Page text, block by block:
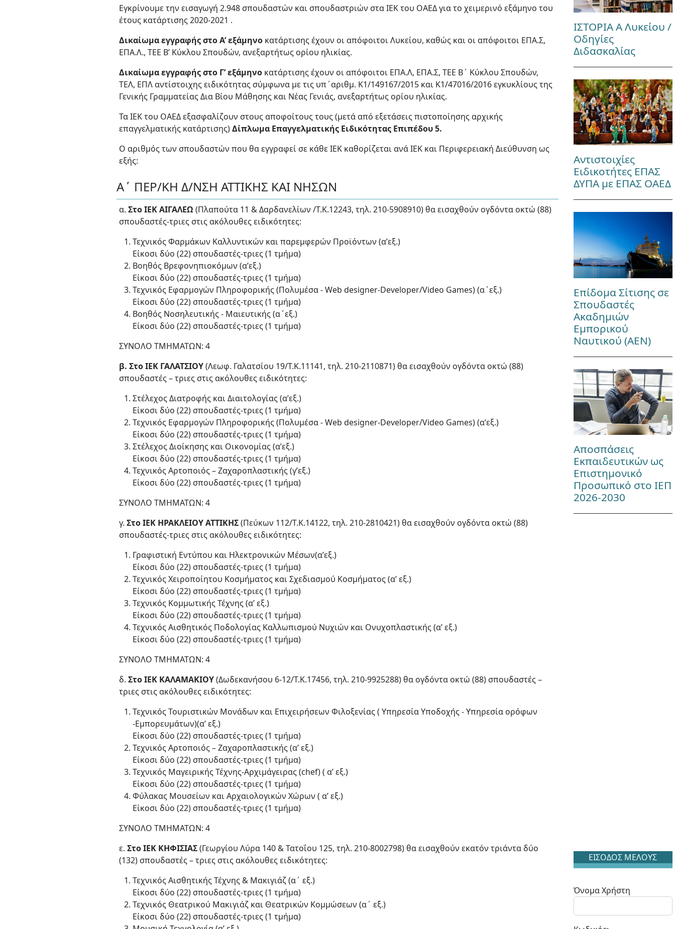
Εγκρίνουμε την εισαγωγή 2.948 σπουδαστών και σπουδαστριών στα ΙΕΚ του ΟΑΕΔ για το χειμερινό εξάμηνο του
έτους κατάρτισης 2020-2021 .
Δικαίωμα εγγραφής στο Α’ εξάμηνο κατάρτισης έχουν οι απόφοιτοι Λυκείου, καθώς και οι απόφοιτοι ΕΠΑ.Σ,
ΕΠΑ.Λ., ΤΕΕ Β’ Κύκλου Σπουδών, ανεξαρτήτως ορίου ηλικίας.
Δικαίωμα εγγραφής στο Γ’ εξάμηνο κατάρτισης έχουν οι απόφοιτοι ΕΠΑ.Λ, ΕΠΑ.Σ, ΤΕΕ Β΄ Κύκλου Σπουδών,
ΤΕΛ, ΕΠΛ αντίστοιχης ειδικότητας σύμφωνα με τις υπ΄αριθμ. K1/149167/2015 και Κ1/47016/2016 εγκυκλίους της
Γενικής Γραμματείας Δια Βίου Μάθησης και Νέας Γενιάς, ανεξαρτήτως ορίου ηλικίας.
Τα ΙΕΚ του ΟΑΕΔ εξασφαλίζουν στους αποφοίτους τους (μετά από εξετάσεις πιστοποίησης αρχικής
επαγγελματικής κατάρτισης)Δίπλωμα Επαγγελματικής Ειδικότητας Επιπέδου 5.
Ο αριθμός των σπουδαστών που θα εγγραφεί σε κάθε ΙΕΚ καθορίζεται ανά ΙΕΚ και Περιφερειακή Διεύθυνση ως
εξής:
Α΄ ΠΕΡ/ΚΗ Δ/ΝΣΗ ΑΤΤΙΚΗΣ ΚΑΙ ΝΗΣΩΝ
α. Στο ΙΕΚ ΑΙΓΑΛΕΩ(Πλαπούτα 11 & Δαρδανελίων /Τ.Κ.12243, τηλ. 210-5908910) θα εισαχθούν ογδόντα οκτώ (88)
σπουδαστές-τριες στις ακόλουθες ειδικότητες:
Τεχνικός Φαρμάκων Καλλυντικών και παρεμφερών Προϊόντων (α’εξ.)
Είκοσι δύο (22) σπουδαστές-τριες (1 τμήμα)
Βοηθός Βρεφονηπιοκόμων (α’εξ.)
Είκοσι δύο (22) σπουδαστές-τριες (1 τμήμα)
Τεχνικός Εφαρμογών Πληροφορικής (Πολυμέσα - Web designer-Developer/Video Games) (α΄εξ.)
Είκοσι δύο (22) σπουδαστές-τριες (1 τμήμα)
Βοηθός Νοσηλευτικής - Μαιευτικής (α΄εξ.)
Είκοσι δύο (22) σπουδαστές-τριες (1 τμήμα)
ΣΥΝΟΛΟ ΤΜΗΜΑΤΩΝ: 4
β. Στο ΙΕΚ ΓΑΛΑΤΣΙΟΥ(Λεωφ. Γαλατσίου 19/Τ.Κ.11141, τηλ. 210-2110871) θα εισαχθούν ογδόντα οκτώ (88)
σπουδαστές – τριες στις ακόλουθες ειδικότητες:
Στέλεχος Διατροφής και Διαιτολογίας (α’εξ.)
Είκοσι δύο (22) σπουδαστές-τριες (1 τμήμα)
Τεχνικός Εφαρμογών Πληροφορικής (Πολυμέσα - Web designer-Developer/Video Games) (α’εξ.)
Είκοσι δύο (22) σπουδαστές-τριες (1 τμήμα)
Στέλεχος Διοίκησης και Οικονομίας (α’εξ.)
Είκοσι δύο (22) σπουδαστές-τριες (1 τμήμα)
Τεχνικός Αρτοποιός – Ζαχαροπλαστικής (γ’εξ.)
Είκοσι δύο (22) σπουδαστές-τριες (1 τμήμα)
ΣΥΝΟΛΟ ΤΜΗΜΑΤΩΝ: 4
γ.Στο ΙΕΚ ΗΡΑΚΛΕΙΟΥ ΑΤΤΙΚΗΣ(Πεύκων 112/Τ.Κ.14122, τηλ. 210-2810421) θα εισαχθούν ογδόντα οκτώ (88)
σπουδαστές-τριες στις ακόλουθες ειδικότητες:
Γραφιστική Εντύπου και Ηλεκτρονικών Μέσων(α’εξ.)
Είκοσι δύο (22) σπουδαστές-τριες (1 τμήμα)
Τεχνικός Χειροποίητου Κοσμήματος και Σχεδιασμού Κοσμήματος (α’ εξ.)
Είκοσι δύο (22) σπουδαστές-τριες (1 τμήμα)
Τεχνικός Κομμωτικής Τέχνης (α’ εξ.)
Είκοσι δύο (22) σπουδαστές-τριες (1 τμήμα)
Τεχνικός Αισθητικός Ποδολογίας Καλλωπισμού Νυχιών και Ονυχοπλαστικής (α’ εξ.)
Είκοσι δύο (22) σπουδαστές-τριες (1 τμήμα)
ΣΥΝΟΛΟ ΤΜΗΜΑΤΩΝ: 4
δ.Στο ΙΕΚ ΚΑΛΑΜΑΚΙΟΥ(Δωδεκανήσου 6-12/Τ.Κ.17456, τηλ. 210-9925288) θα ογδόντα οκτώ (88) σπουδαστές –
τριες στις ακόλουθες ειδικότητες:
Τεχνικός Τουριστικών Μονάδων και Επιχειρήσεων Φιλοξενίας ( Υπηρεσία Υποδοχής - Υπηρεσία ορόφων
-Εμπορευμάτων)(α’ εξ.)
Είκοσι δύο (22) σπουδαστές-τριες (1 τμήμα)
Τεχνικός Αρτοποιός – Ζαχαροπλαστικής (α’ εξ.)
Είκοσι δύο (22) σπουδαστές-τριες (1 τμήμα)
Τεχνικός Μαγειρικής Τέχνης-Αρχιμάγειρας (chef) ( α’ εξ.)
Είκοσι δύο (22) σπουδαστές-τριες (1 τμήμα)
Φύλακας Μουσείων και Αρχαιολογικών Χώρων ( α’ εξ.)
Είκοσι δύο (22) σπουδαστές-τριες (1 τμήμα)
ΣΥΝΟΛΟ ΤΜΗΜΑΤΩΝ: 4
ε.Στο ΙΕΚ ΚΗΦΙΣΙΑΣ(Γεωργίου Λύρα 140 & Τατοΐου 125, τηλ. 210-8002798) θα εισαχθούν εκατόν τριάντα δύο
(132) σπουδαστές – τριες στις ακόλουθες ειδικότητες:
Τεχνικός Αισθητικής Τέχνης & Μακιγιάζ (α΄ εξ.)
Είκοσι δύο (22) σπουδαστές-τριες (1 τμήμα)
Τεχνικός Θεατρικού Μακιγιάζ και Θεατρικών Κομμώσεων (α΄ εξ.)
Είκοσι δύο (22) σπουδαστές-τριες (1 τμήμα)
ΙΣΤΟΡΙΑ Α Λυκείου /
Οδηγίες
Διδασκαλίας
Αντιστοιχίες
Ειδικοτήτες ΕΠΑΣ
ΔΥΠΑ με ΕΠΑΣ ΟΑΕΔ
Επίδομα Σίτισης σε
Σπουδαστές
Ακαδημιών
Εμπορικού
Ναυτικού (ΑΕΝ)
Αποσπάσεις
Εκπαιδευτικών ως
Επιστημονικό
Προσωπικό στο ΙΕΠ
2026-2030
ΕΙΣΟΔΟΣ ΜΕΛΟΥΣ
Όνομα Χρήστη